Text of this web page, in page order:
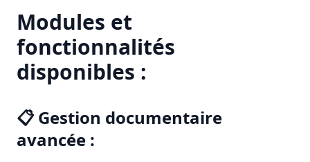
Modules et
fonctionnalités
disponibles :
📋 Gestion documentaire
avancée :